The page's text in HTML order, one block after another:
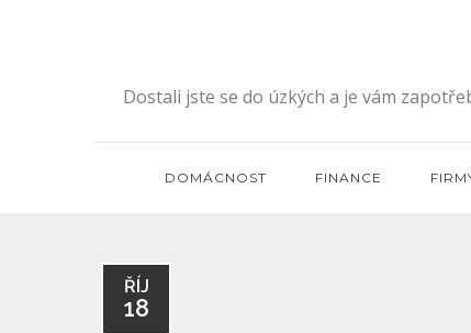
Dostali jste se do úzkých a je vám
DOMÁCNOST FINANCE
ŘÍJ
18